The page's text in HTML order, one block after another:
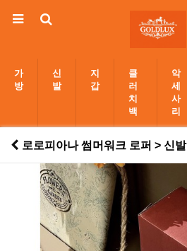
가
방
신
발
지
갑
클
러
치
백
악
세
사
리
로로피아나 썸머워크 로퍼 > 신발